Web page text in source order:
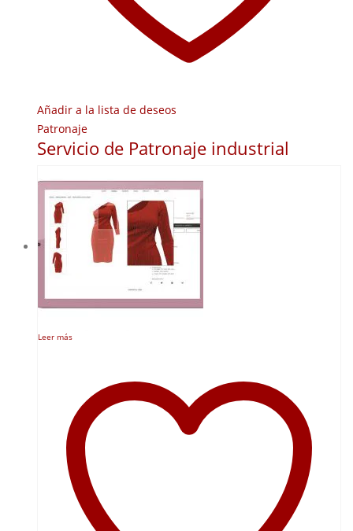
Añadir a la lista de deseos
Patronaje
Servicio de Patronaje industrial
Leer más